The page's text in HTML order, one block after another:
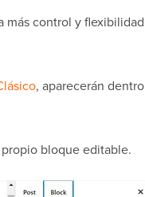
más control y flexibilidad
, aparecerán dentro
bloque editable.